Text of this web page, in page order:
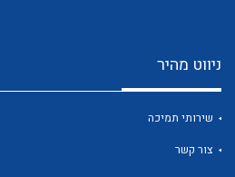
ניווט מהיר
שירותי תמיכה
צור קשר